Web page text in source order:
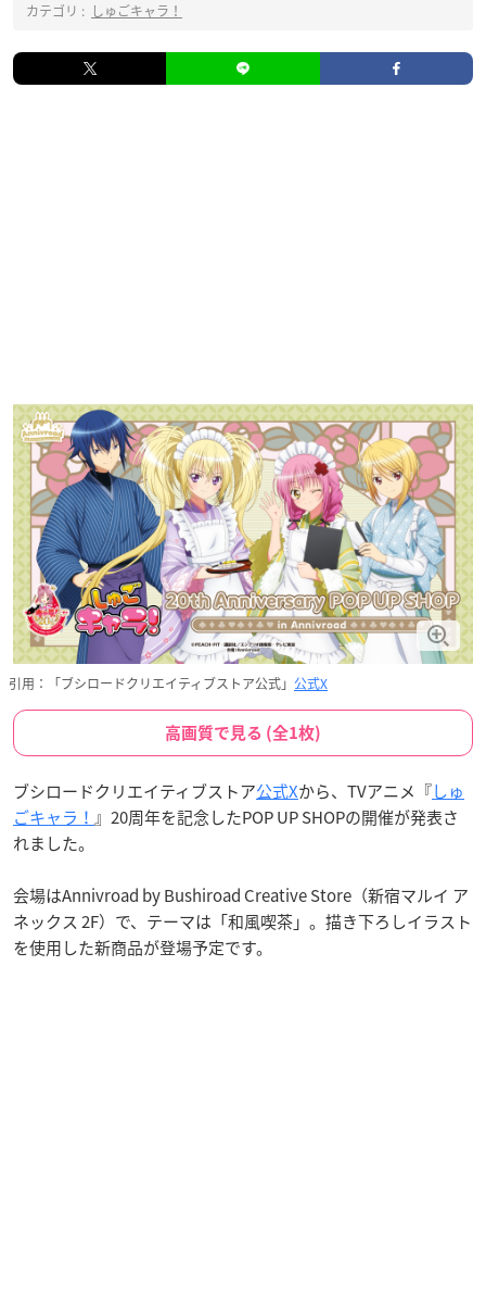
カテゴリ : しゅごキャラ！
引用：「ブシロードクリエイティブストア公式」 公式X
高画質で見る (全1枚)
ブシロードクリエイティブストア公式Xから、TVアニメ『しゅ
ごキャラ！ 』20周年を記念したPOP UP SHOPの開催が発表さ
れました。
会場はAnnivroad by Bushiroad Creative Store（新宿マルイ ア
ネックス 2F）で、テーマは「和風喫茶」。描き下ろしイラスト
を使用した新商品が登場予定です。